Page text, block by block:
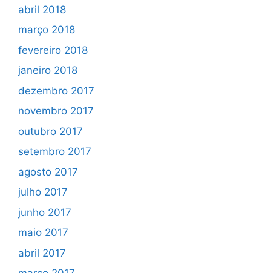
abril 2018
março 2018
fevereiro 2018
janeiro 2018
dezembro 2017
novembro 2017
outubro 2017
setembro 2017
agosto 2017
julho 2017
junho 2017
maio 2017
abril 2017